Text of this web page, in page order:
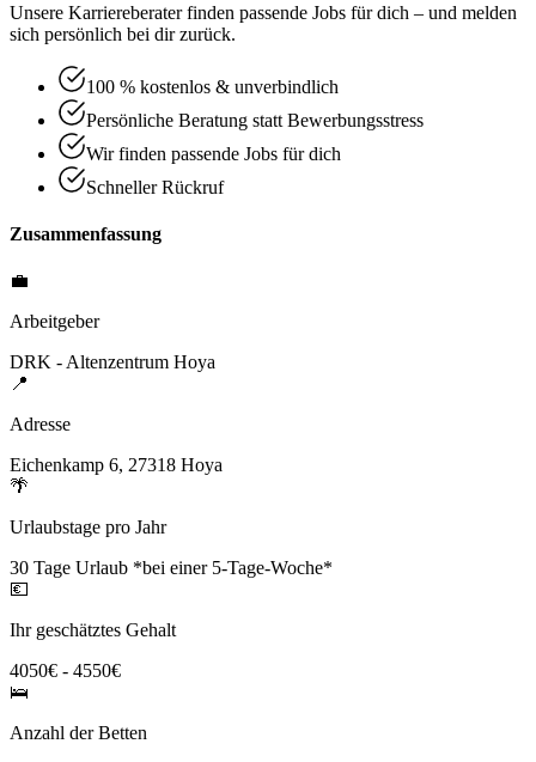
Unsere Karriereberater finden passende Jobs für dich – und melden
sich persönlich bei dir zurück.
100 % kostenlos & unverbindlich
Persönliche Beratung statt Bewerbungsstress
Wir finden passende Jobs für dich
Schneller Rückruf
Zusammenfassung
💼
Arbeitgeber
DRK - Altenzentrum Hoya
📍
Adresse
Eichenkamp 6, 27318 Hoya
🌴
Urlaubstage pro Jahr
30 Tage Urlaub *bei einer 5-Tage-Woche*
💶
Ihr geschätztes Gehalt
4050€ - 4550€
🛌
Anzahl der Betten